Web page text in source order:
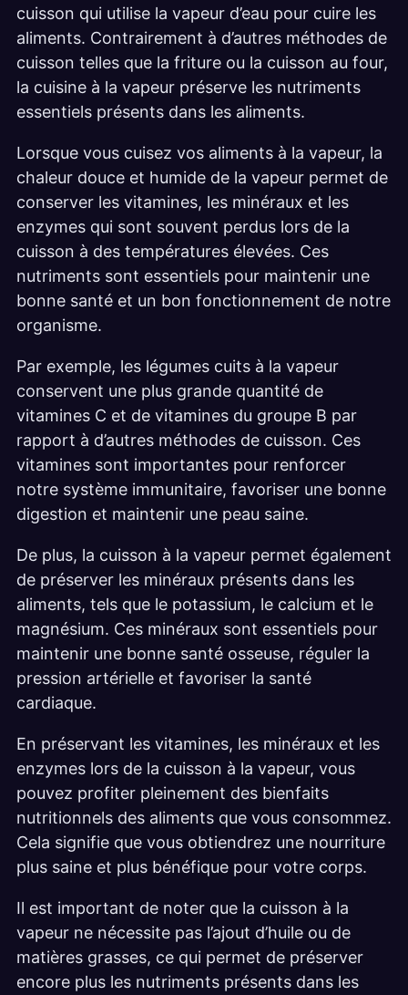
cuisson qui utilise la vapeur d’eau pour cuire les
aliments. Contrairement à d’autres méthodes de
cuisson telles que la friture ou la cuisson au four,
la cuisine à la vapeur préserve les nutriments
essentiels présents dans les aliments.
Lorsque vous cuisez vos aliments à la vapeur, la
chaleur douce et humide de la vapeur permet de
conserver les vitamines, les minéraux et les
enzymes qui sont souvent perdus lors de la
cuisson à des températures élevées. Ces
nutriments sont essentiels pour maintenir une
bonne santé et un bon fonctionnement de notre
organisme.
Par exemple, les légumes cuits à la vapeur
conservent une plus grande quantité de
vitamines C et de vitamines du groupe B par
rapport à d’autres méthodes de cuisson. Ces
vitamines sont importantes pour renforcer
notre système immunitaire, favoriser une bonne
digestion et maintenir une peau saine.
De plus, la cuisson à la vapeur permet également
de préserver les minéraux présents dans les
aliments, tels que le potassium, le calcium et le
magnésium. Ces minéraux sont essentiels pour
maintenir une bonne santé osseuse, réguler la
pression artérielle et favoriser la santé
cardiaque.
En préservant les vitamines, les minéraux et les
enzymes lors de la cuisson à la vapeur, vous
pouvez profiter pleinement des bienfaits
nutritionnels des aliments que vous consommez.
Cela signifie que vous obtiendrez une nourriture
plus saine et plus bénéfique pour votre corps.
Il est important de noter que la cuisson à la
vapeur ne nécessite pas l’ajout d’huile ou de
matières grasses, ce qui permet de préserver
encore plus les nutriments présents dans les